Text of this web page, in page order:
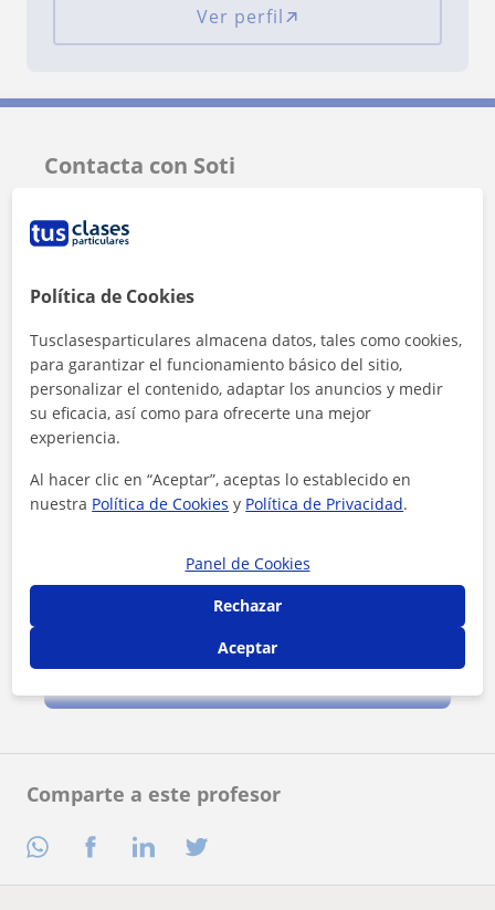
Comparte a este profesor
Ver perfil
Contacta con Soti
Tarifa
Al hacer clic, aceptas nuestroaviso legal
Política de Cookies
Tusclasesparticulares almacena datos, tales como cookies,
para garantizar el funcionamiento básico del sitio,
personalizar el contenido, adaptar los anuncios y medir
su eficacia, así como para ofrecerte una mejor
experiencia.
Al hacer clic en “Aceptar”, aceptas lo establecido en
nuestra Política de Cookies y Política de Privacidad.
Panel de Cookies
Rechazar
Aceptar